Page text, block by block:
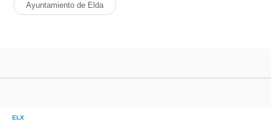
Ayuntamiento de Elda
ELX